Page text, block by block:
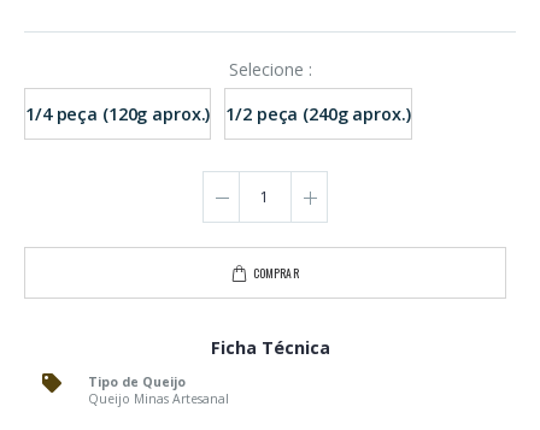
Selecione :
1/4 peça (120g aprox.)
1/2 peça (240g aprox.)
COMPRAR
Ficha Técnica
Tipo de Queijo
Queijo Minas Artesanal